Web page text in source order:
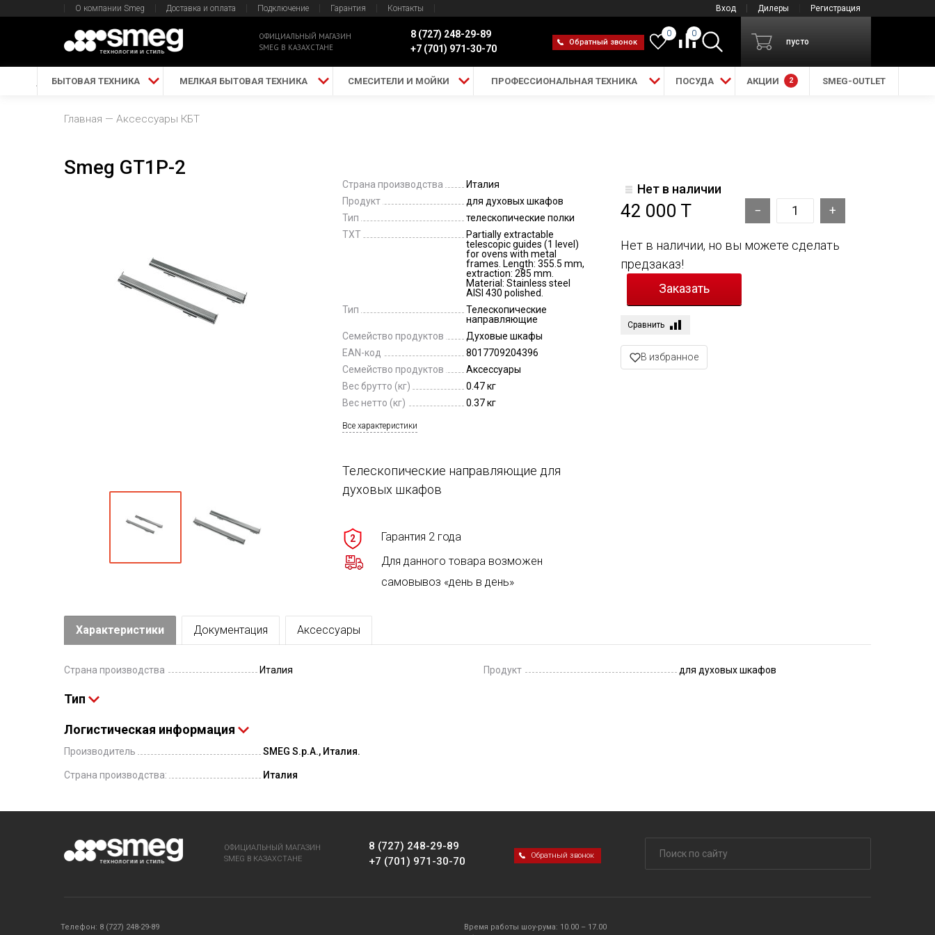
Вход Дилеры Регистрация
О компании Smeg Доставка и оплата Подключение Гарантия Контакты
ОФИЦИАЛЬНЫЙ МАГАЗИН
SMEG В КАЗАХСТАНЕ
8 (727) 248-29-89
+7 (701) 971-30-70
Обратный звонок
0
0
пусто
БЫТОВАЯ ТЕХНИКА МЕЛКАЯ БЫТОВАЯ ТЕХНИКА СМЕСИТЕЛИ И МОЙКИ ПРОФЕССИОНАЛЬНАЯ ТЕХНИКА ПОСУДА АКЦИИ 2 SMEG-OUTLET
Главная Аксессуары КБТ
Smeg GT1P-2
Страна производства
Италия
Продукт
для духовых шкафов
Тип
телескопические полки
TXT
Partially extractable
telescopic guides (1 level)
for ovens with metal
frames. Length: 355.5 mm,
extraction: 285 mm.
Material: Stainless steel
AISI 430 polished.
Тип
Телескопические
направляющие
Семейство продуктов
Духовые шкафы
EAN-код
8017709204396
Семейство продуктов
Аксессуары
Вес брутто (кг)
0.47 кг
Вес нетто (кг)
0.37 кг
Все характеристики
Телескопические направляющие для
духовых шкафов
2
Гарантия 2 года
Для данного товара возможен
самовывоз «день в день»
Нет в наличии
42 000 T
Нет в наличии, но вы можете сделать
предзаказ!
Сравнить
В избранное
Характеристики Документация Аксессуары
Страна производства Италия Продукт для духовых шкафов
Тип
Логистическая информация
Производитель SMEG S.p.A., Италия.
Страна производства: Италия
ОФИЦИАЛЬНЫЙ МАГАЗИН
SMEG В КАЗАХСТАНЕ
8 (727) 248-29-89
+7 (701) 971-30-70
Обратный звонок
Телефон: 8 (727) 248-29-89
Время работы шоу-рума: 10.00 – 17.00